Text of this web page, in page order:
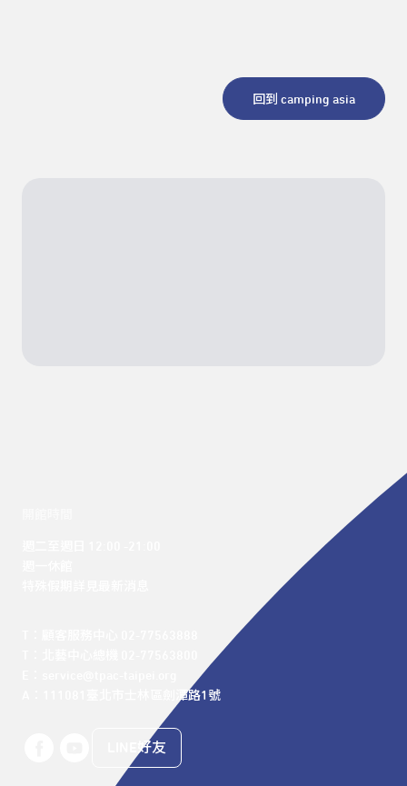
回到 camping asia
A：111081臺北市士林區劍潭路1號
LINE好友